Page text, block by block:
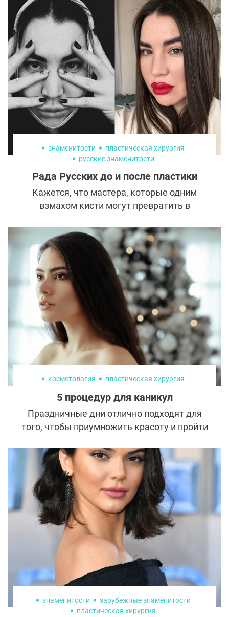
знаменитости
пластическая хирургия
русские знаменитости
Рада Русских до и после пластики
Кажется, что мастера, которые одним
взмахом кисти могут превратить в
феи и точно знают все секреты красоты.
Вот и успешная визажист и гедонист Рада
Русских безупречно выглядит на фото в
соцсетях. Она открыто рассказывает, что
изменила внешность не с помощью
макияжа, а на столе пластического
хирурга.
косметология пластическая хирургия
5 процедур для каникул
Праздничные дни отлично подходят для
того, чтобы приумножить красоту и пройти
времени. Рассказываем, что лучше
сделать и подробнее остановимся на
пластической хирургии.
знаменитости
зарубежные знаменитости
пластическая хирургия